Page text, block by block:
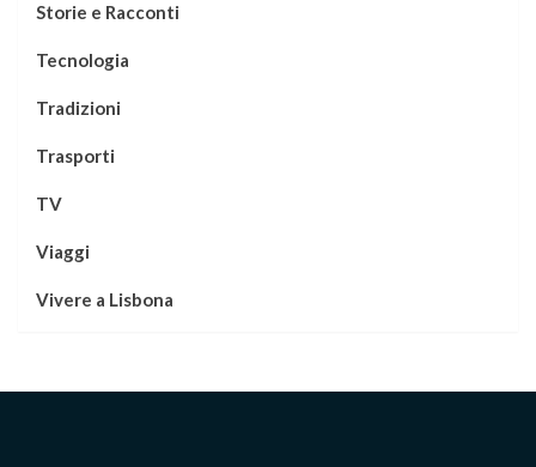
Storie e Racconti
Tecnologia
Tradizioni
Trasporti
TV
Viaggi
Vivere a Lisbona